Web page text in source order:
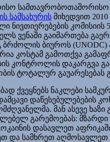
სამთავრობოთაშორისო
სამსახურისმიხედვით 2010
ნივთიერებების კომისიის
ვენაში გაიმართება
ბრძოლის ბიუროს (UNODC)
კოსტამ გამოთქვა
კონტროლის დაკარგვა
ტოტალურ გაუარესებას
ქვეყნებს ნაკლები
დაწესებულებების
მან ასევე ხაზი
გარემოებას:
დასავლეთ
და სამხრეთ აღმოსავლეთ